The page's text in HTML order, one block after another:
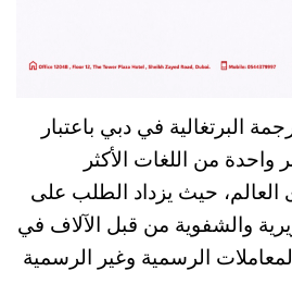
البرتغالية في دبي باعتبار
واحدة من اللغات الأكثر
حيث يزداد الطلب على
والشفوية من قبل الآلاف في
الرسمية وغير الرسمية